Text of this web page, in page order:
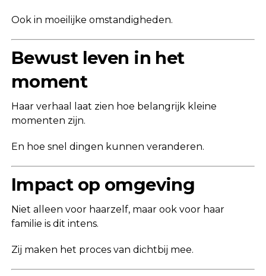
Ook in moeilijke omstandigheden.
Bewust leven in het
moment
Haar verhaal laat zien hoe belangrijk kleine
momenten zijn.
En hoe snel dingen kunnen veranderen.
Impact op omgeving
Niet alleen voor haarzelf, maar ook voor haar
familie is dit intens.
Zij maken het proces van dichtbij mee.